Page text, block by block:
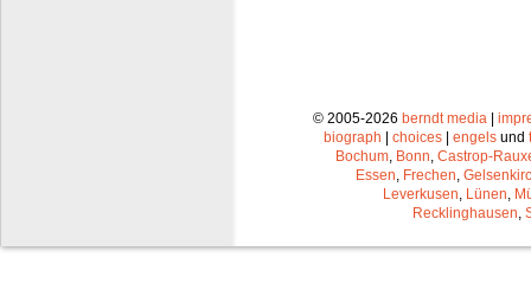
© 2005-2026 berndt media |
biograph | choices | engels und
Bochum Bonn Castrop-
Essen Frechen
Leverkusen Lünen
Recklinghausen